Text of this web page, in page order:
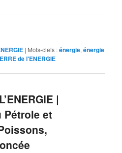
| Mots-clefs :énergie,énergie
de l'ENERGIE
|
Pétrole et